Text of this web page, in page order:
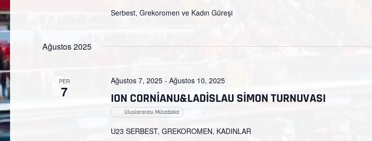
Serbest, Grekoromen ve Kadın Güreşi
Ağustos 2025
PER
7 ION CORNİANU&LADİSLAU SİMON TURNUVASI
Ağustos 7, 2025- Ağustos 10, 2025
Uluslararası Müsabaka
U23 SERBEST, GREKOROMEN, KADINLAR